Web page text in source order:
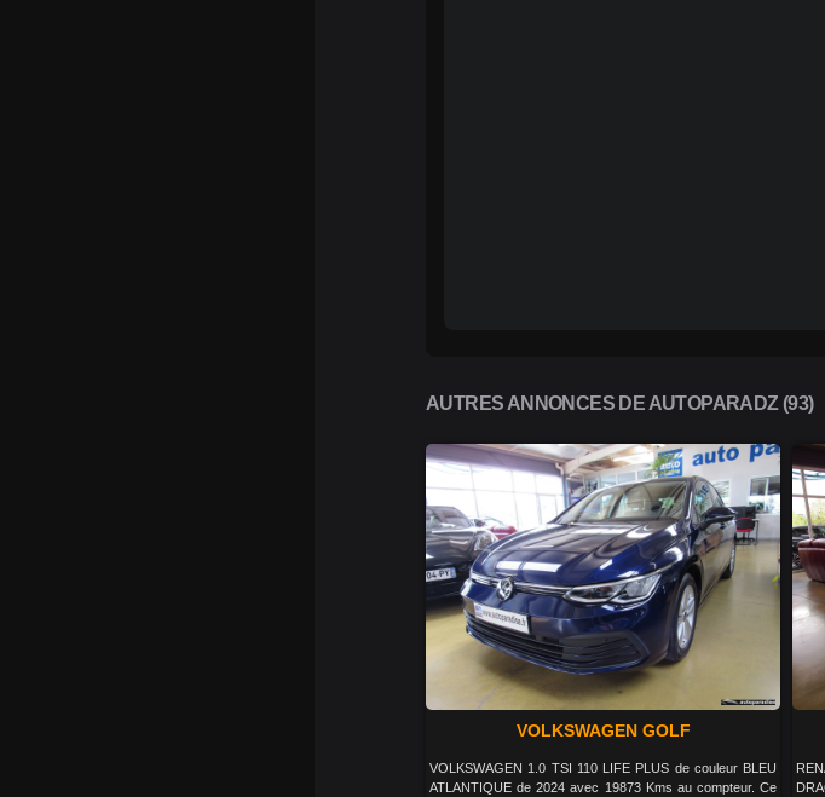
AUTRES ANNONCES DE AUTOPARADZ (93)
VOLKSWAGEN GOLF
VOLKSWAGEN 1.0 TSI 110 LIFE PLUS de couleur BLEU
ATLANTIQUE de 2024 avec 19873 Kms au compteur. Ce